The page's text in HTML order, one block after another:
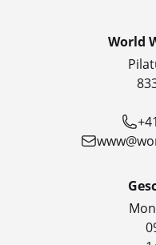
World